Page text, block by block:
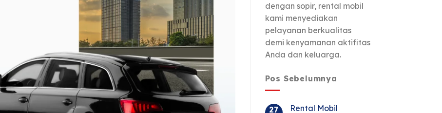
dengan sopir, rental mobil
kami menyediakan
pelayanan berkualitas
demi kenyamanan aktifitas
Anda dan keluarga.
Pos Sebelumnya
27
Rental Mobil